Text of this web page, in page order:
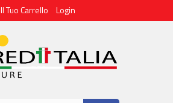
Il Tuo Carrello Login